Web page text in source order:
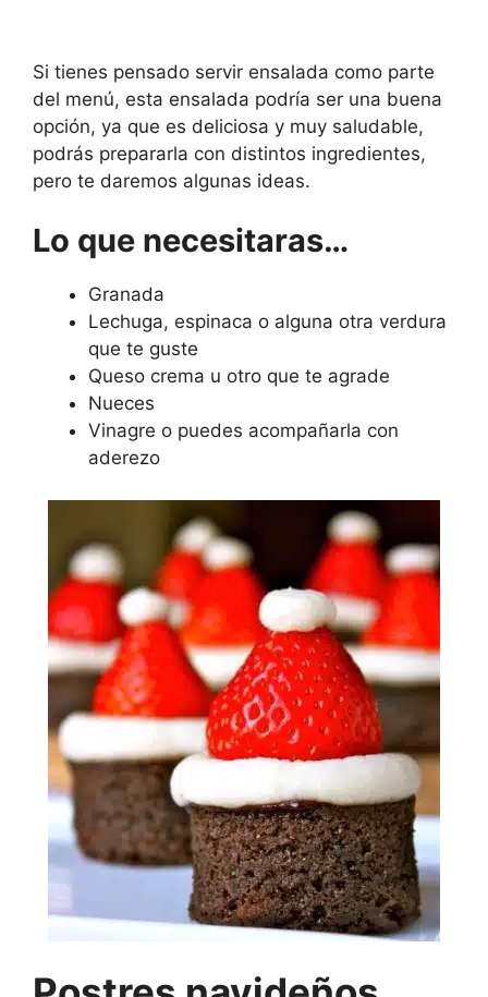
Si tienes pensado servir ensalada como parte
del menú, esta ensalada podría ser una buena
opción, ya que es deliciosa y muy saludable,
podrás prepararla con distintos ingredientes,
pero te daremos algunas ideas.
Lo que necesitaras…
Granada
Lechuga, espinaca o alguna otra verdura
que te guste
Queso crema u otro que te agrade
Nueces
Vinagre o puedes acompañarla con
aderezo